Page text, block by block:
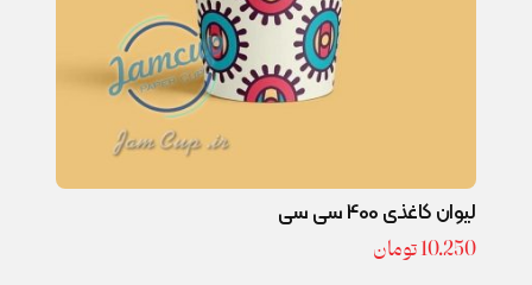
لیوان کاغذی 400 سی سی
10.250تومان